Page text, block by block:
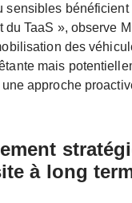
sensibles bénéficient
du TaaS », observe
des
mais
approche
à long